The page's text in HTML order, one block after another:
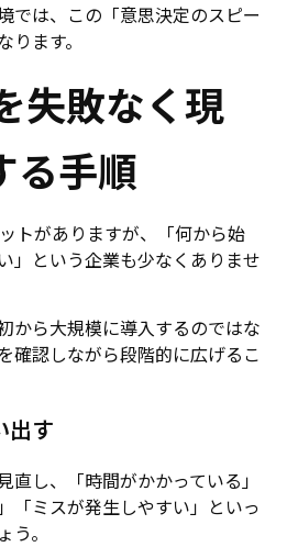
では、この「意思決定のスピー
ます。
失敗なく現
る手順
トがありますが、「何から始
」という企業も少なくありませ
から大規模に導入するのではな
確認しながら段階的に広げるこ
出す
直し、「時間がかかっている」
「ミスが発生しやすい」といっ
。